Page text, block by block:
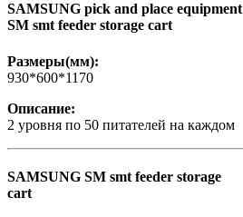
SAMSUNG pick and place equipment
SM smt feeder storage cart
Размеры(мм):
930*600*1170
Описание:
2 уровня по 50 питателей на каждом
SAMSUNG SM smt feeder storage
cart